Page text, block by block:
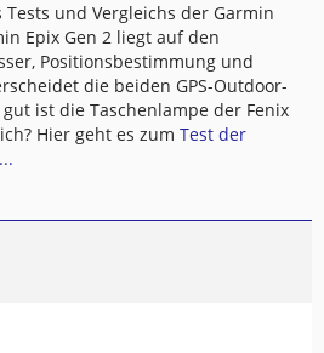
und Vergleichs der Garmin
Epix Gen 2 liegt auf den
Positionsbestimmung und
die beiden GPS-Outdoor-
ist die Taschenlampe der Fenix
Hier geht es zum Test der